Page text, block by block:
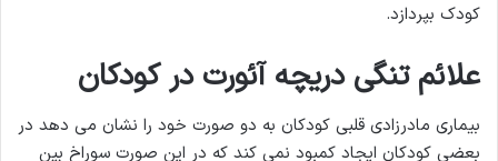
کودک بپردازد.
علائم تنگی دریچه آئورت در کودکان
بیماری مادرزادی قلبی کودکان به دو صورت خود را نشان می دهد در
بعضی کودکان ایجاد کمبود نمی کند که در این صورت سوراخ بین